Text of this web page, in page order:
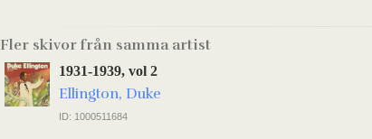
Fler skivor från samma artist
1931-1939, vol 2
Ellington, Duke
ID: 1000511684